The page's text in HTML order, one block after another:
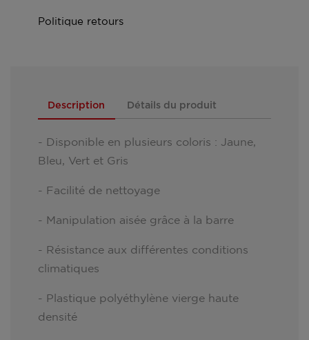
Politique retours
Description Détails du produit
- Disponible en plusieurs coloris : Jaune,
Bleu, Vert et Gris
- Facilité de nettoyage
- Manipulation aisée grâce à la barre
- Résistance aux différentes conditions
climatiques
- Plastique polyéthylène vierge haute
densité